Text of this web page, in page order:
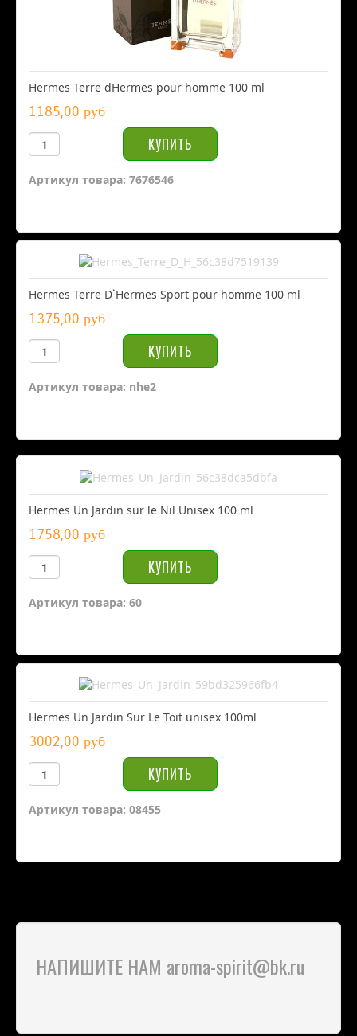
Hermes Terre dHermes pour homme 100 ml
1185,00 руб
Артикул товара: 7676546
Hermes Terre D`Hermes Sport pour homme 100 ml
1375,00 руб
Артикул товара: nhe2
Hermes Un Jardin sur le Nil Unisex 100 ml
1758,00 руб
Артикул товара: 60
Hermes Un Jardin Sur Le Toit unisex 100ml
3002,00 руб
Артикул товара: 08455
НАПИШИТЕ НАМ aroma-spirit@bk.ru